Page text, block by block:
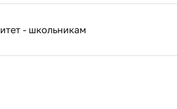
- школьникам